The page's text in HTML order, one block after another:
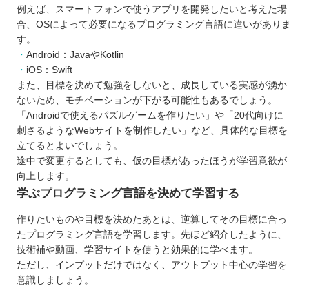
例えば、スマートフォンで使うアプリを開発したいと考えた場
合、OSによって必要になるプログラミング言語に違いがありま
す。
Android：JavaやKotlin
iOS：Swift
また、目標を決めて勉強をしないと、成長している実感が湧か
ないため、モチベーションが下がる可能性もあるでしょう。
「Androidで使えるパズルゲームを作りたい」や「20代向けに
刺さるようなWebサイトを制作したい」など、具体的な目標を
立てるとよいでしょう。
途中で変更するとしても、仮の目標があったほうが学習意欲が
向上します。
学ぶプログラミング言語を決めて学習する
作りたいものや目標を決めたあとは、逆算してその目標に合っ
たプログラミング言語を学習します。先ほど紹介したように、
技術補や動画、学習サイトを使うと効果的に学べます。
ただし、インプットだけではなく、アウトプット中心の学習を
意識しましょう。